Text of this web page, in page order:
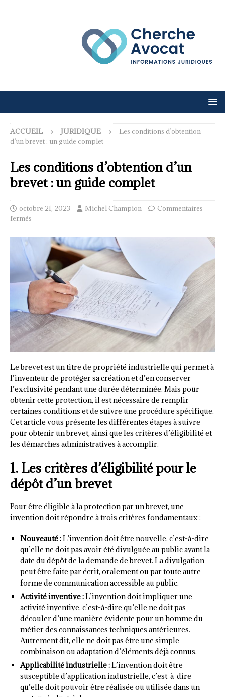
ACCUEIL JURIDIQUE
Les conditions d’obtention
d’un brevet : un guide complet
Les conditions d’obtention d’un
brevet : un guide complet
octobre 21, 2023 Michel Champion
Commentaires
fermés
Le brevet est un titre de propriété industrielle qui permet à
l’inventeur de protéger sa création et d’en conserver
l’exclusivité pendant une durée déterminée. Mais pour
obtenir cette protection, il est nécessaire de remplir
certaines conditions et de suivre une procédure spécifique.
Cet article vous présente les différentes étapes à suivre
pour obtenir un brevet, ainsi que les critères d’éligibilité et
les démarches administratives à accomplir.
1. Les critères d’éligibilité pour le
dépôt d’un brevet
Pour être éligible à la protection par un brevet, une
invention doit répondre à trois critères fondamentaux :
Nouveauté :L’invention doit être nouvelle, c’est-à-dire
qu’elle ne doit pas avoir été divulguée au public avant la
date du dépôt de la demande de brevet. La divulgation
peut être faite par écrit, oralement ou par toute autre
forme de communication accessible au public.
Activité inventive :L’invention doit impliquer une
activité inventive, c’est-à-dire qu’elle ne doit pas
découler d’une manière évidente pour un homme du
métier des connaissances techniques antérieures.
Autrement dit, elle ne doit pas être une simple
combinaison ou adaptation d’éléments déjà connus.
Applicabilité industrielle :L’invention doit être
susceptible d’application industrielle, c’est-à-dire
qu’elle doit pouvoir être réalisée ou utilisée dans un